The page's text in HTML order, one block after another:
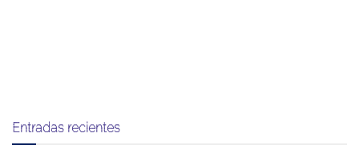
Entradas recientes